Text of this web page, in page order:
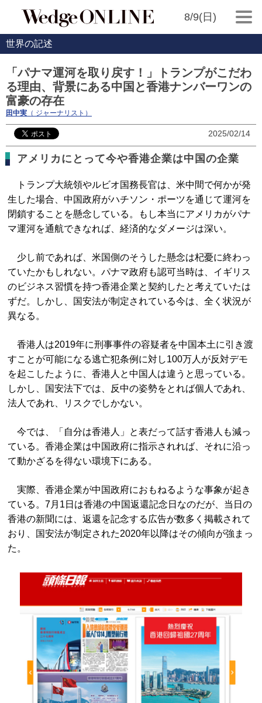
8/9(日)
世界の記述
「パナマ運河を取り戻す！」トランプがこだわ
る理由、背景にある中国と香港ナンバーワンの
富豪の存在
田中実 （ ジャーナリスト）
2025/02/14
アメリカにとって今や香港企業は中国の企業
トランプ大統領やルビオ国務長官は、米中間で何かが発
生した場合、中国政府がハチソン・ポーツを通じて運河を
閉鎖することを懸念している。もし本当にアメリカがパナ
マ運河を通航できなれば、経済的なダメージは深い。
少し前であれば、米国側のそうした懸念は杞憂に終わっ
ていたかもしれない。パナマ政府も認可当時は、イギリス
のビジネス習慣を持つ香港企業と契約したと考えていたは
ずだ。しかし、国安法が制定されている今は、全く状況が
異なる。
香港人は2019年に刑事事件の容疑者を中国本土に引き渡
すことが可能になる逃亡犯条例に対し100万人が反対デモ
を起こしたように、香港人と中国人は違うと思っている。
しかし、国安法下では、反中の姿勢をとれば個人であれ、
法人であれ、リスクでしかない。
今では、「自分は香港人」と表だって話す香港人も減っ
ている。香港企業は中国政府に指示されれば、それに沿っ
て動かざるを得ない環境下にある。
実際、香港企業が中国政府におもねるような事象が起き
ている。7月1日は香港の中国返還記念日なのだが、当日の
香港の新聞には、返還を記念する広告が数多く掲載されて
おり、国安法が制定された2020年以降はその傾向が強まっ
た。